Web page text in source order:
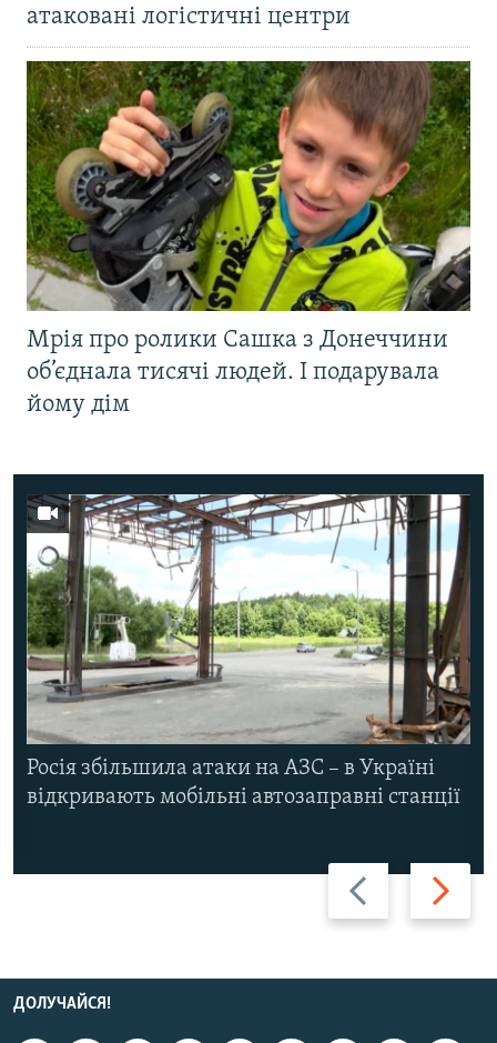
атаковані логістичні центри
Мрія про ролики Сашка з Донеччини
об’єднала тисячі людей. І подарувала
йому дім
Назад Вперед
Росія збільшила атаки на АЗС – в Україні
відкривають мобільні автозаправні станції
ДОЛУЧАЙСЯ!